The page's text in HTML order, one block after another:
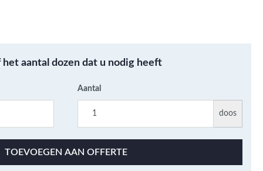
aantal dozen dat u nodig heeft
Aantal
doos
TOEVOEGEN AAN OFFERTE